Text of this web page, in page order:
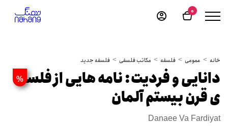
0
خانه عمومی فلسفه مکاتب فلسفی فلسفه جدید
%
دانایی و فردیت: نامه هایی از فلسفه
ی قرن بیستم آلمان
Danaee Va Fardiyat